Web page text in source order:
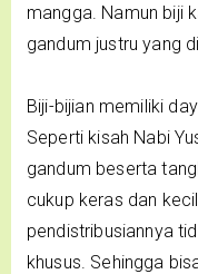
mangga. Namun biji
gandum justru yang
Biji-bijian memiliki
Seperti kisah Nabi
gandum beserta
cukup keras dan
pendistribusiannya
khusus. Sehingga